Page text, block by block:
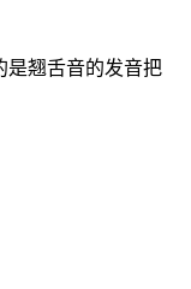
是翘舌音的发音把